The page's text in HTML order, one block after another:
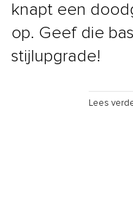
knapt een
op. Geef die
stijlupgrade!
Lees